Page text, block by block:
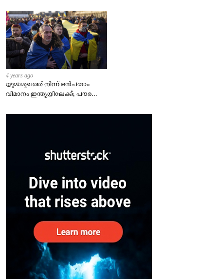
4 years ago
യുദ്ധമുഖത്ത് നിന്ന് ഒൻപതാം
വിമാനം ഇന്ത്യയിലേക്ക്; പൗരന്മാർ
– കേന്ദ്രം